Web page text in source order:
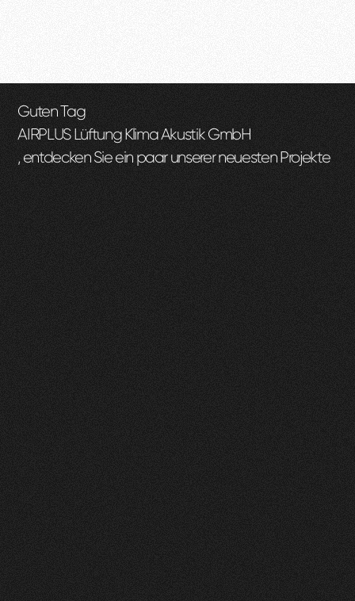
Guten Tag
AIRPLUS Lüftung Klima Akustik GmbH
, entdecken Sie ein paar unserer neuesten Projekte